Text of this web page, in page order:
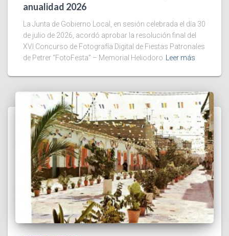
anualidad 2026
La Junta de Gobierno Local, en sesión celebrada el día 30
de julio de 2026, acordó aprobar la resolución final del
XVI Concurso de Fotografía Digital de Fiestas Patronales
de Petrer “FotoFesta” – Memorial Heliodoro
Leer más